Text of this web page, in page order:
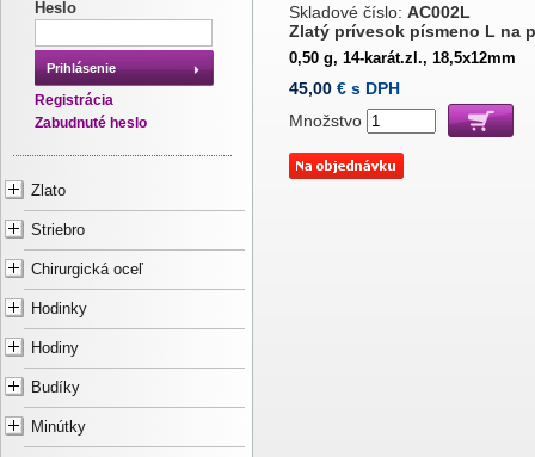
Heslo
Prihlásenie
Registrácia
Zabudnuté heslo
Zlato
Striebro
Chirurgická oceľ
Hodinky
Hodiny
Budíky
Minútky
Skladové číslo: AC002L
Zlatý prívesok písmeno L na
0,50 g, 14-karát.zl., 18,5x12mm
45,00 € s DPH
Množstvo